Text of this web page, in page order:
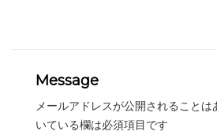
Message
メールアドレスが公開されることは
いている欄は必須項目です